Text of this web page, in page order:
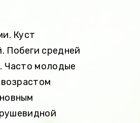
Куст
Побеги средней
Часто молодые